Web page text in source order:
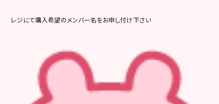
レジにて購入希望のメンバー名をお申し付け下さい